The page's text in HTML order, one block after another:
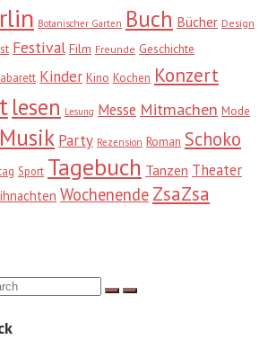
Botanischer Garten Buch Bücher Design
Festival Film Freunde Geschichte
Kinder Kino Kochen Konzert
lesen Lesung Messe Mitmachen Mode
Musik Party Rezension Roman Schoko
Sport Tagebuch Tanzen Theater
Wochenende ZsaZsa